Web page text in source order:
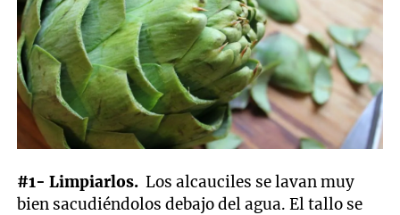
#1- Limpiarlos. Los alcauciles se lavan muy
bien sacudiéndolos debajo del agua. El tallo se